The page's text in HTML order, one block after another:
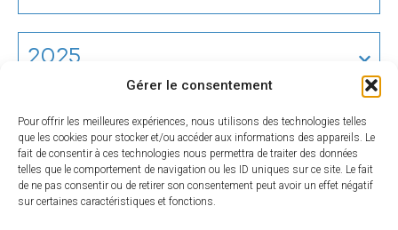
Gérer le consentement
Pour offrir les meilleures expériences, nous utilisons des technologies telles
que les cookies pour stocker et/ou accéder aux informations des appareils. Le
fait de consentir à ces technologies nous permettra de traiter des données
telles que le comportement de navigation ou les ID uniques sur ce site. Le fait
de ne pas consentir ou de retirer son consentement peut avoir un effet négatif
sur certaines caractéristiques et fonctions.
2025
2024
2023